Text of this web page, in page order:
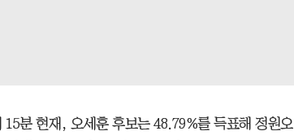
분 현재, 오세훈 후보는 48.79%를 득표해 정원오